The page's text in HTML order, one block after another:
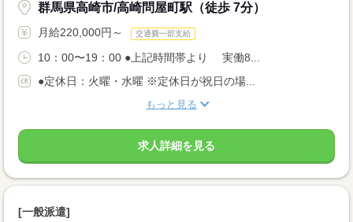
群馬県高崎市/高崎問屋町駅（徒歩 7分）
月給220,000円～ 交通費一部支給
10：00〜19：00 ●上記時間帯より 実働8...
●定休日：火曜・水曜 ※定休日が祝日の場...
もっと見る
求人詳細を見る
[一般派遣]